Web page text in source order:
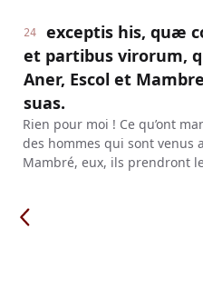
24
exceptis his, quæ
et partibus virorum,
Aner, Escol et
suas.
Rien pour moi ! Ce qu’ont
des hommes qui sont venus
Mambré, eux, ils prendront